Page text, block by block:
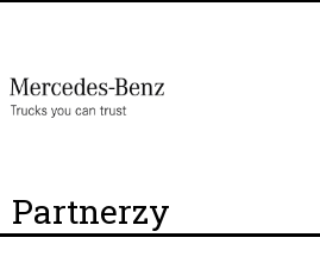
Partnerzy